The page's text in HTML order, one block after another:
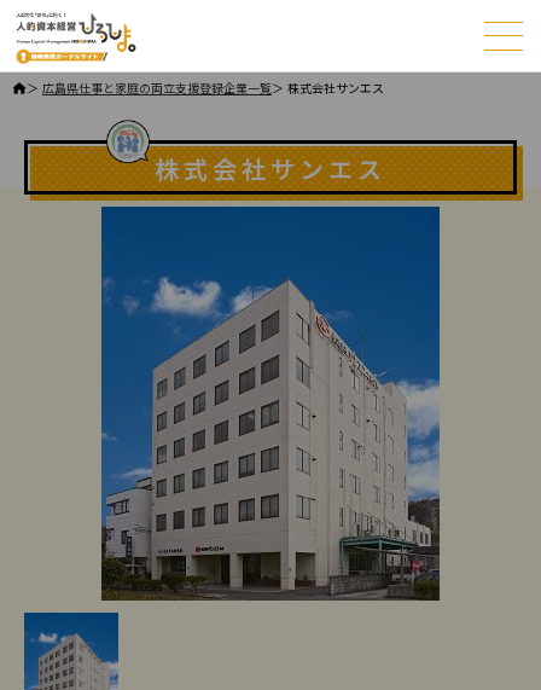
このページの本文へ
ページの先頭です。
広島県仕事と家庭の両立支援登録企業一覧 株式会社サンエス
株式会社サンエス